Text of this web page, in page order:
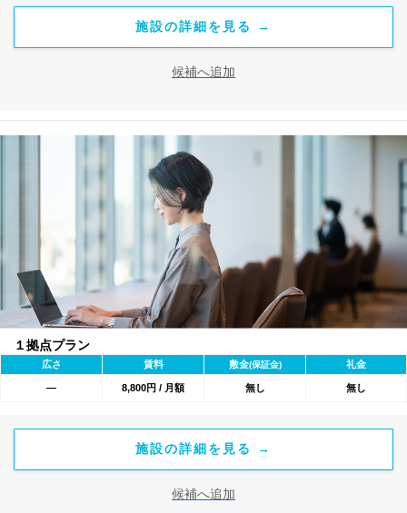
施設の詳細を見る →
候補へ追加
１拠点プラン
広さ 賃料 敷金(保証金) 礼金
― 8,800円 / 月額 無し 無し
施設の詳細を見る →
候補へ追加